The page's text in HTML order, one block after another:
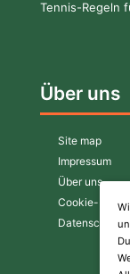
Tennis-Regeln
Über uns
Site map
Impressum
Über uns
Cookie-